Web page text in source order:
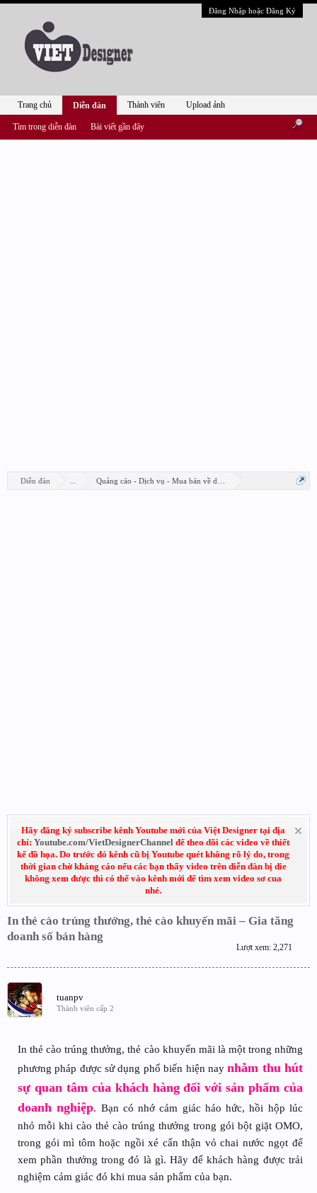
Đăng Nhập hoặc Đăng Ký
Diễn đàn Quảng cáo - Dịch vụ - Mua bán về design
Hãy đăng ký subscribe kênh Youtube mới của Việt Designer tại địa
chỉ: Youtube.com/VietDesignerChannel để theo dõi các video về thiết
kế đồ họa. Do trước đó kênh cũ bị Youtube quét không rõ lý do, trong
thời gian chờ kháng cáo nếu các bạn thấy video trên diễn đàn bị die
không xem được thì có thể vào kênh mới để tìm xem video sơ cua
nhé.
In thẻ cào trúng thưởng, thẻ cào khuyến mãi – Gia tăng
doanh số bán hàng
Lượt xem: 2,271
tuanpv
Thành viên cấp 2
In thẻ cào trúng thưởng, thẻ cào khuyến mãi là một trong những
phương pháp được sử dụng phổ biến hiện naynhằm thu hút
sự quan tâm của khách hàng đối với sản phẩm của
doanh nghiệp. Bạn có nhớ cảm giác háo hức, hồi hộp lúc
nhỏ mỗi khi cào thẻ cào trúng thưởng trong gói bột giặt OMO,
trong gói mì tôm hoặc ngồi xé cẩn thận vỏ chai nước ngọt để
xem phần thưởng trong đó là gì. Hãy để khách hàng được trải
nghiệm cảm giác đó khi mua sản phẩm của bạn.
Trang chủ Diễn đàn
Tìm trong diễn đàn Bài viết gần đây
Thành viên Upload ảnh